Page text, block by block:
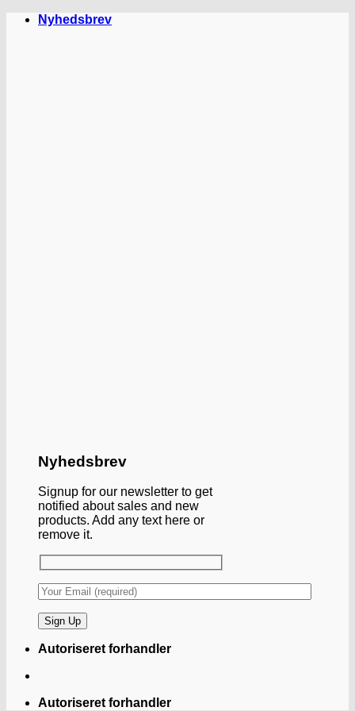
FortsætNyhedsbrev
Nyhedsbrev
Signup for our newsletter to get
notified about sales and new
products. Add any text here or
remove it.
Autoriseret forhandler
Autoriseret forhandler